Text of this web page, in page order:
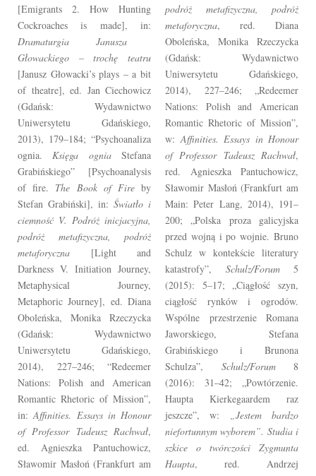
[Emigrants 2. How Hunting
Cockroaches is made], in:
Dramaturgia Janusza
Głowackiego – trochę teatru
[Janusz Głowacki’s plays – a bit
of theatre], ed. Jan Ciechowicz
(Gdańsk: Wydawnictwo
Uniwersytetu Gdańskiego,
2013), 179–184; “Psychoanaliza
ognia.Księga ogniaStefana
Grabińskiego” [Psychoanalysis
of fire. The Book of Fireby
Stefan Grabiński], in: Światło i
ciemność V. Podróż inicjacyjna,
podróż metafizyczna, podróż
metaforyczna [Light and
Darkness V. Initiation Journey,
Metaphysical Journey,
Metaphoric Journey], ed. Diana
Oboleńska, Monika Rzeczycka
(Gdańsk: Wydawnictwo
Uniwersytetu Gdańskiego,
2014), 227–246; “Redeemer
Nations: Polish and American
Romantic Rhetoric of Mission”,
in:Affinities. Essays in Honour
of Professor Tadeusz Rachwał,
ed. Agnieszka Pantuchowicz,
Sławomir Masłoń (Frankfurt am
podróż metafizyczna, podróż
metaforyczna, red. Diana
Oboleńska, Monika Rzeczycka
(Gdańsk: Wydawnictwo
Uniwersytetu Gdańskiego,
2014), 227–246; „Redeemer
Nations: Polish and American
Romantic Rhetoric of Mission”,
w:Affinities. Essays in Honour
of Professor Tadeusz Rachwał,
red. Agnieszka Pantuchowicz,
Sławomir Masłoń (Frankfurt am
Main: Peter Lang, 2014), 191–
200; „Polska proza galicyjska
przed wojną i po wojnie. Bruno
Schulz w kontekście literatury
katastrofy”, Schulz/Forum5
(2015): 5–17; „Ciągłość szyn,
ciągłość rynków i ogrodów.
Wspólne przestrzenie Romana
Jaworskiego, Stefana
Grabińskiego i Brunona
Schulza”, Schulz/Forum8
(2016): 31–42; „Powtórzenie.
Haupta Kierkegaardem raz
jeszcze”, w: „Jestem bardzo
niefortunnym wyborem”. Studia i
szkice o twórczości Zygmunta
Haupta, red. Andrzej